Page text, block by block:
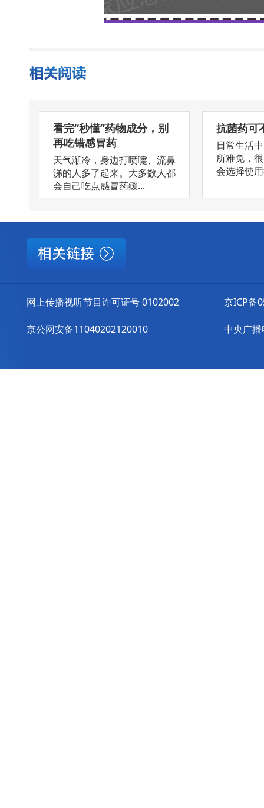
看完“秒懂”药物成分，别
再吃错感冒药
天气渐冷，身边打喷嚏、流鼻
涕的人多了起来。大多数人都
会自己吃点感冒药缓...
抗菌药可
日常生活
所难免，
会选择使
网上传播视听节目许可证号 0102002
京公网安备11040202120010
京ICP备
中央广